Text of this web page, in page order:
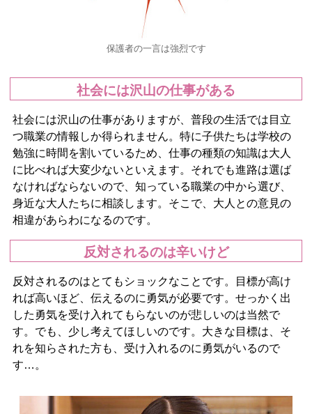
保護者の一言は強烈です
社会には沢山の仕事がある
社会には沢山の仕事がありますが、普段の生活では目立
つ職業の情報しか得られません。特に子供たちは学校の
勉強に時間を割いているため、仕事の種類の知識は大人
に比べれば大変少ないといえます。それでも進路は選ば
なければならないので、知っている職業の中から選び、
身近な大人たちに相談します。そこで、大人との意見の
相違があらわになるのです。
反対されるのは辛いけど
反対されるのはとてもショックなことです。目標が高け
れば高いほど、伝えるのに勇気が必要です。せっかく出
した勇気を受け入れてもらないのが悲しいのは当然で
す。でも、少し考えてほしいのです。大きな目標は、そ
れを知らされた方も、受け入れるのに勇気がいるので
す…。